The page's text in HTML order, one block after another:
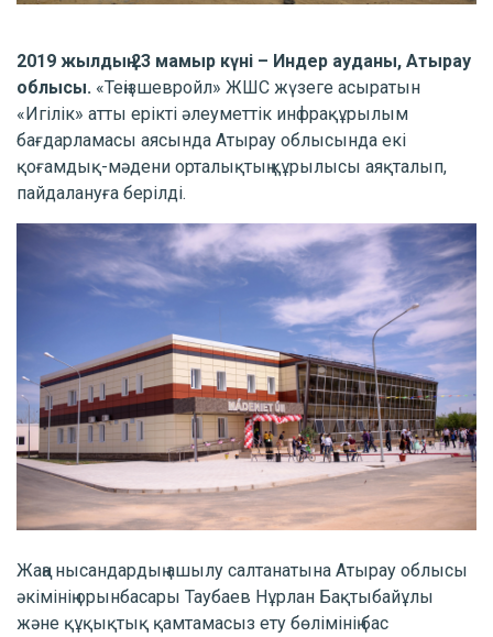
2019 жылдың 23 мамыр күні – Индер ауданы, Атырау
облысы. «Теңізшевройл» ЖШС жүзеге асыратын
«Игілік» атты ерікті әлеуметтік инфрақұрылым
бағдарламасы аясында Атырау облысында екі
қоғамдық-мәдени орталықтың құрылысы аяқталып,
пайдалануға берілді.
Жаңа нысандардың ашылу салтанатына Атырау облысы
әкімінің орынбасары Таубаев Нұрлан Бақтыбайұлы
және құқықтық қамтамасыз ету бөлімінің бас